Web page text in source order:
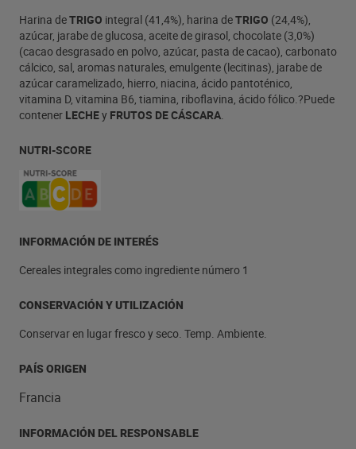
Harina deTRIGO integral (41,4%), harina deTRIGO (24,4%),
azúcar, jarabe de glucosa, aceite de girasol, chocolate (3,0%)
(cacao desgrasado en polvo, azúcar, pasta de cacao), carbonato
cálcico, sal, aromas naturales, emulgente (lecitinas), jarabe de
azúcar caramelizado, hierro, niacina, ácido pantoténico,
vitamina D, vitamina B6, tiamina, riboflavina, ácido fólico.?Puede
contener LECHEy FRUTOS DE CÁSCARA.
NUTRI-SCORE
INFORMACIÓN DE INTERÉS
Cereales integrales como ingrediente número 1
CONSERVACIÓN Y UTILIZACIÓN
Conservar en lugar fresco y seco. Temp. Ambiente.
PAÍS ORIGEN
Francia
INFORMACIÓN DEL RESPONSABLE